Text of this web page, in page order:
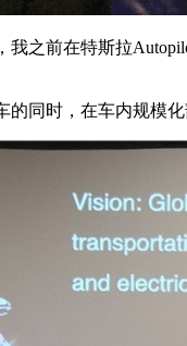
前在特斯拉
时，在车内规模化